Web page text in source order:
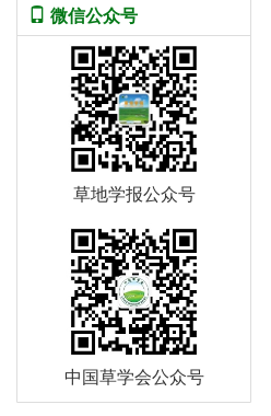
微信公众号
草地学报公众号
中国草学会公众号